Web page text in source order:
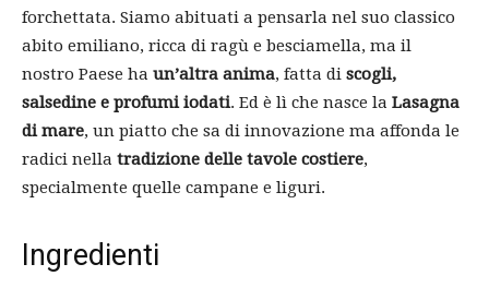
forchettata. Siamo abituati a pensarla nel suo classico
abito emiliano, ricca di ragù e besciamella, ma il
nostro Paese ha un’altra anima, fatta di scogli,
salsedine e profumi iodati. Ed è lì che nasce la Lasagna
di mare, un piatto che sa di innovazione ma affonda le
radici nella tradizione delle tavole costiere,
specialmente quelle campane e liguri.
Ingredienti